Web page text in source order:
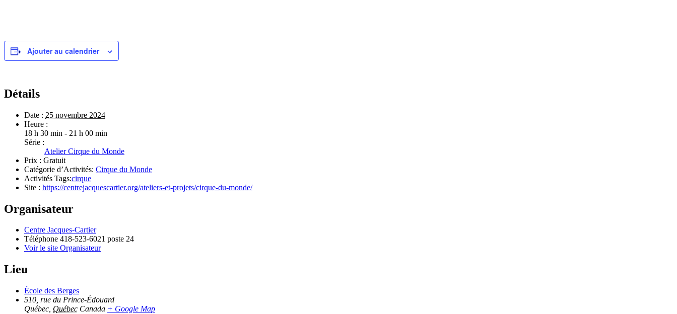
Ajouter au calendrier
Détails
Date : 25 novembre 2024
Heure :
18 h 30 min - 21 h 00 min
Série :
Atelier Cirque du Monde
Prix : Gratuit
Catégorie d’Activités: Cirque du Monde
Activités Tags:cirque
Site : https://centrejacquescartier.org/ateliers-et-projets/cirque-du-monde/
Organisateur
Centre Jacques-Cartier
Téléphone 418-523-6021 poste 24
Voir le site Organisateur
Lieu
École des Berges
510, rue du Prince-Édouard
Québec Québec Canada + Google Map